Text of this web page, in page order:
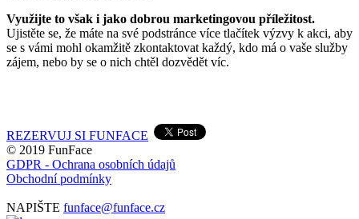
Využijte to však i jako dobrou marketingovou příležitost.
Ujistěte se, že máte na své podstránce více tlačítek výzvy k akci, aby
se s vámi mohl okamžitě zkontaktovat každý, kdo má o vaše služby
zájem, nebo by se o nich chtěl dozvědět víc.
REZERVUJ SI FUNFACE
© 2019 FunFace
GDPR - Ochrana osobních údajů
Obchodní podmínky
NAPIŠTE funface@funface.cz